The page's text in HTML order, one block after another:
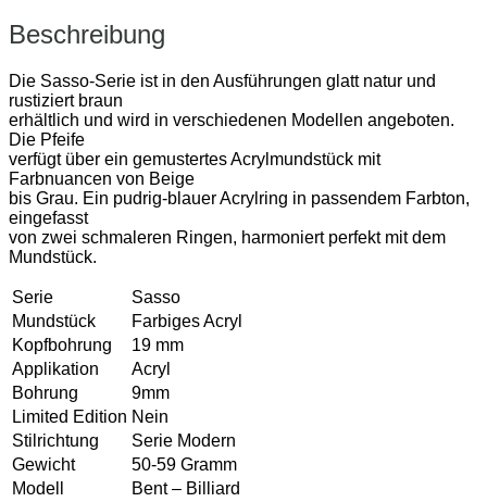
Beschreibung
Die Sasso-Serie ist in den Ausführungen glatt natur und
rustiziert braun
erhältlich und wird in verschiedenen Modellen angeboten.
Die Pfeife
verfügt über ein gemustertes Acrylmundstück mit
Farbnuancen von Beige
bis Grau. Ein pudrig-blauer Acrylring in passendem Farbton,
eingefasst
von zwei schmaleren Ringen, harmoniert perfekt mit dem
Mundstück.
Serie
Sasso
Mundstück
Farbiges Acryl
Kopfbohrung
19 mm
Applikation
Acryl
Bohrung
9mm
Limited Edition Nein
Stilrichtung
Serie Modern
Gewicht
50-59 Gramm
Modell
Bent – Billiard